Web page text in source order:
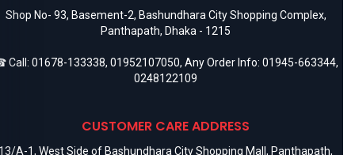
Shop No- 93, Basement-2, Bashundhara City Shopping Complex,
Panthapath, Dhaka - 1215
Call: 01678-133338, 01952107050, Any Order Info: 01945-663344,
0248122109
CUSTOMER CARE ADDRESS
A-1, West Side of Bashundhara City Shopping Mall, Panthapath,